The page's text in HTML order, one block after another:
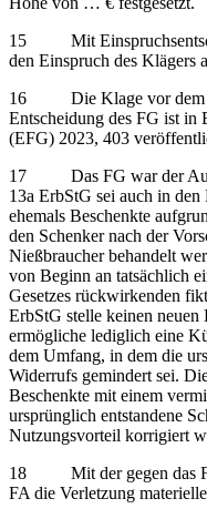
15 Mit
den Einspruch des Klägers
16 Die Klage vor dem
Entscheidung des FG ist in
(EFG) 2023, 403
17 Das FG war der
13a ErbStG sei auch in
ehemals Beschenkte
den Schenker nach der
Nießbraucher behandelt
von Beginn an tatsächlich
Gesetzes rückwirkenden
ErbStG stelle keinen neuen
ermögliche lediglich eine
dem Umfang, in dem die
Widerrufs gemindert sei.
Beschenkte mit einem
ursprünglich entstandene
Nutzungsvorteil korrigiert
18 Mit der gegen das
FA die Verletzung